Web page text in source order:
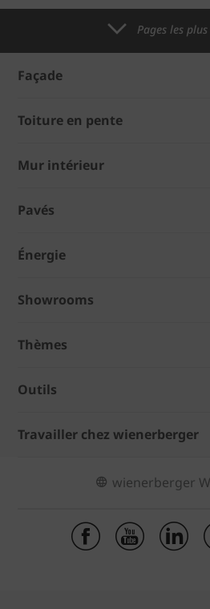
Pages les
Façade
Toiture en pente
Mur intérieur
Pavés
Énergie
Showrooms
Thèmes
Outils
Travailler chez wienerberger
wienerberger